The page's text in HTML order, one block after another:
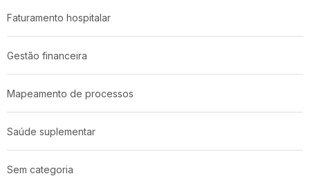
Faturamento hospitalar
Gestão financeira
Mapeamento de processos
Saúde suplementar
Sem categoria